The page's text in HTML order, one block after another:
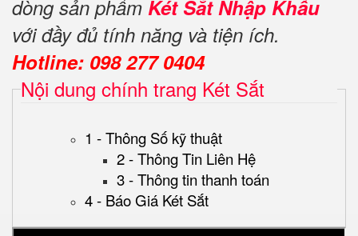
dòng sản phẩm Két Sắt Nhập Khẩu
với đầy đủ tính năng và tiện ích.
Hotline: 098 277 0404
Nội dung chính trang Két Sắt
1 - Thông Số kỹ thuật
2 - Thông Tin Liên Hệ
3 - Thông tin thanh toán
4 - Báo Giá Két Sắt